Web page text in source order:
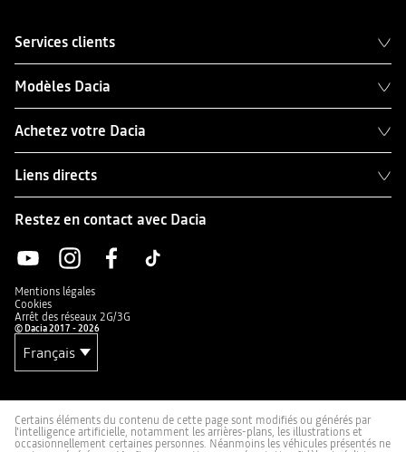
Services clients
Modèles Dacia
Achetez votre Dacia
Liens directs
Restez en contact avec Dacia
Mentions légales
Cookies
Arrêt des réseaux 2G/3G
© Dacia 2017 - 2026
Certains éléments du contenu de cette page sont modifiés ou générés par
l'intelligence artificielle, notamment les arrières-plans, les illustrations et
occasionnellement certaines personnes. Néanmoins les véhicules présentés ne